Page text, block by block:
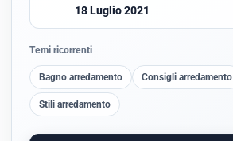
18 Luglio 2021
Temi ricorrenti
Bagno arredamento Consigli arredamento
Stili arredamento